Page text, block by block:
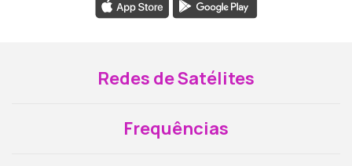
Redes de Satélites
Frequências